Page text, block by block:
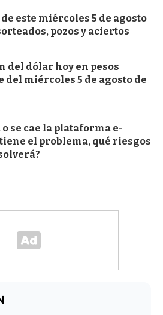
este miércoles 5 de agosto
pozos y aciertos
del dólar hoy en pesos
del miércoles 5 de agosto de
se cae la plataforma e-
tiene el problema, qué riesgos